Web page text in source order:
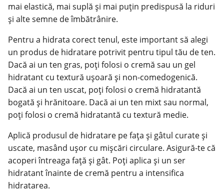
mai elastică, mai suplă și mai puțin predispusă la riduri
și alte semne de îmbătrânire.
Pentru a hidrata corect tenul, este important să alegi
un produs de hidratare potrivit pentru tipul tău de ten.
Dacă ai un ten gras, poți folosi o cremă sau un gel
hidratant cu textură ușoară și non-comedogenică.
Dacă ai un ten uscat, poți folosi o cremă hidratantă
bogată și hrănitoare. Dacă ai un ten mixt sau normal,
poți folosi o cremă hidratantă cu textură medie.
Aplică produsul de hidratare pe fața și gâtul curate și
uscate, masând ușor cu mișcări circulare. Asigură-te că
acoperi întreaga față și gât. Poți aplica și un ser
hidratantînainte de cremă pentru a intensifica
hidratarea.